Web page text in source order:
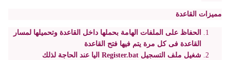
مميزات القاعدة
الحفاظ على الملفات الهامة بحملها داخل القاعدة وتحميلها لمسار
القاعدة فى كل مرة يتم فيها فتح القاعدة
شغيل ملف التسجيل Register.bat اليا عند الحاجة لذلك